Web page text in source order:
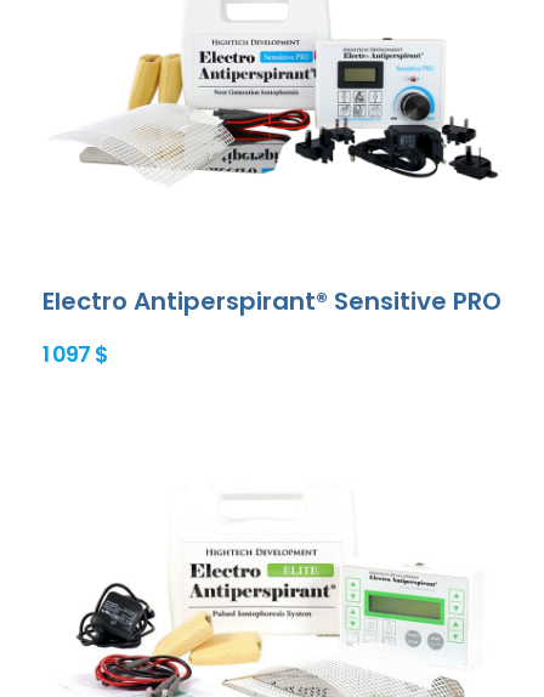
Electro Antiperspirant® Sensitive PRO
1 097 $